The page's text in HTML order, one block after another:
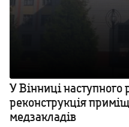
У Вінниці наступного
реконструкція
медзакладів